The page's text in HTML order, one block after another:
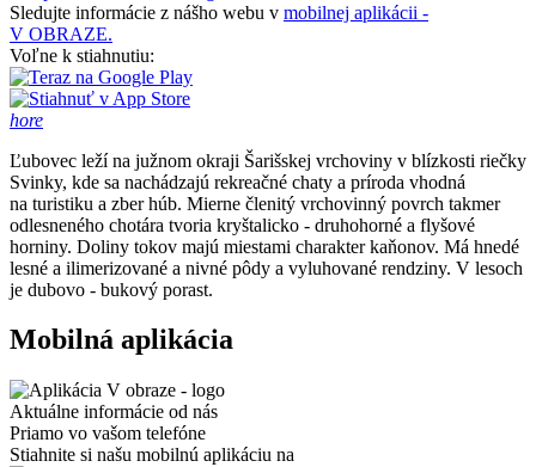
Sledujte informácie z nášho webu v mobilnej aplikácii -
V OBRAZE.
Voľne k stiahnutiu:
hore
Ľubovec leží na južnom okraji Šarišskej vrchoviny v blízkosti riečky
Svinky, kde sa nachádzajú rekreačné chaty a príroda vhodná
na turistiku a zber húb. Mierne členitý vrchovinný povrch takmer
odlesneného chotára tvoria kryštalicko - druhohorné a flyšové
horniny. Doliny tokov majú miestami charakter kaňonov. Má hnedé
lesné a ilimerizované a nivné pôdy a vyluhované rendziny. V lesoch
je dubovo - bukový porast.
Mobilná aplikácia
Aktuálne informácie od nás
Priamo vo vašom telefóne
Stiahnite si našu mobilnú aplikáciu na